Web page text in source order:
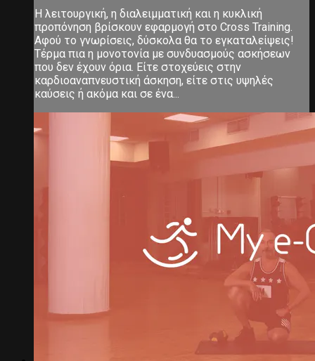
Η λειτουργική, η διαλειμματική και η κυκλική
προπόνηση βρίσκουν εφαρμογή στο Cross Training.
Αφού το γνωρίσεις, δύσκολα θα το εγκαταλείψεις!
Τέρμα πια η μονοτονία με συνδυασμούς ασκήσεων
που δεν έχουν όρια. Είτε στοχεύεις στην
καρδιοαναπνευστική άσκηση, είτε στις υψηλές
καύσεις ή ακόμα και σε ένα...